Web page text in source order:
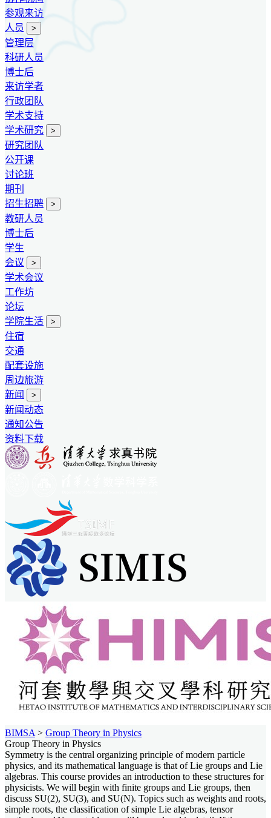
参观来访
人员
>
管理层
科研人员
博士后
来访学者
行政团队
学术支持
学术研究
>
研究团队
公开课
讨论班
期刊
招生招聘
>
教研人员
博士后
学生
会议
>
学术会议
工作坊
论坛
学院生活
>
住宿
交通
配套设施
周边旅游
新闻
>
新闻动态
通知公告
资料下载
BIMSA > Group Theory in Physics
Group Theory in Physics
Symmetry is the central organizing principle of modern particle
physics, and its mathematical language is that of Lie groups and Lie
algebras. This course provides an introduction to these structures for
physicists. We will begin with finite groups and Lie groups, then
discuss SU(2), SU(3), and SU(N). Topics such as weights and roots,
simple roots, the classification of simple Lie algebras, tensor